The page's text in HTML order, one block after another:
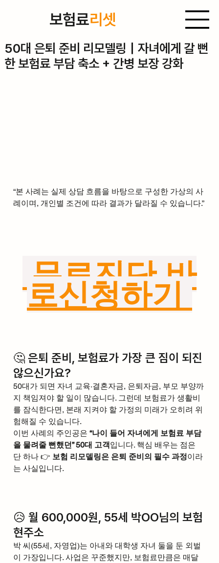
보험료리셋
50대 은퇴 준비 리모델링｜자녀에게 갈 뻔
한 보험료 부담 축소 + 간병 보장 강화
“본 사례는 실제 상담 흐름을 바탕으로 구성한 가상의 사
례이며, 개인별 조건에 따라 결과가 달라질 수 있습니다.”
무료진단 바
로신청하기
🤔 은퇴 준비, 보험료가 가장 큰 짐이 되진
않으신가요?
50대가 되면 자녀 교육·결혼자금, 은퇴자금, 부모 부양까
지 책임져야 할 일이 많습니다. 그런데 보험료가 생활비
를 잠식한다면, 본래 지켜야 할 가정의 미래가 오히려 위
험해질 수 있습니다.
이번 사례의 주인공은 “나이 들어 자녀에게 보험료 부담
을 물려줄 뻔했던” 50대 고객입니다. 핵심 배우는 점은
단 하나 👉 보험 리모델링은 은퇴 준비의 필수 과정이라
는 사실입니다.
😥 월 600,000원, 55세 박OO님의 보험
현주소
박 씨(55세, 자영업)는 아내와 대학생 자녀 둘을 둔 외벌
이 가장입니다. 사업은 꾸준했지만, 보험료만큼은 매달